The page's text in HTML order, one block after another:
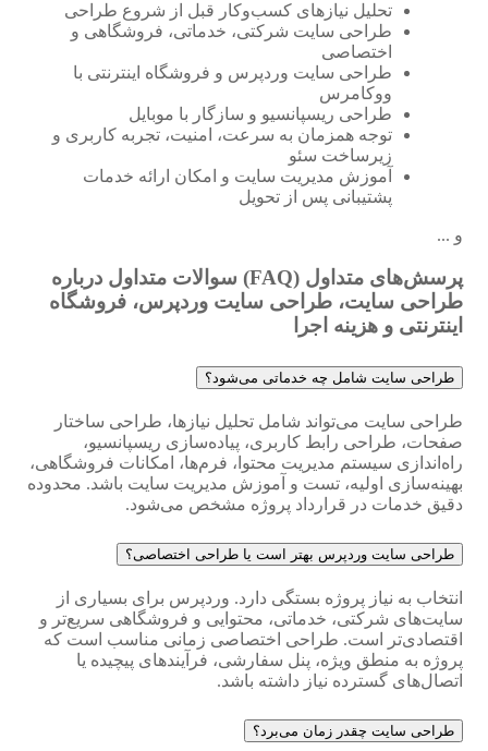
تحلیل نیازهای کسب‌وکار قبل از شروع طراحی
طراحی سایت شرکتی، خدماتی، فروشگاهی و
اختصاصی
طراحی سایت وردپرس و فروشگاه اینترنتی با
ووکامرس
طراحی ریسپانسیو و سازگار با موبایل
توجه همزمان به سرعت، امنیت، تجربه کاربری و
زیرساخت سئو
آموزش مدیریت سایت و امکان ارائه خدمات
پشتیبانی پس از تحویل
و ...
پرسش‌های متداول (FAQ)
سوالات متداول درباره
طراحی سایت، طراحی سایت وردپرس، فروشگاه
اینترنتی و هزینه اجرا
طراحی سایت شامل چه خدماتی می‌شود؟
طراحی سایت می‌تواند شامل تحلیل نیازها، طراحی ساختار
صفحات، طراحی رابط کاربری، پیاده‌سازی ریسپانسیو،
راه‌اندازی سیستم مدیریت محتوا، فرم‌ها، امکانات فروشگاهی،
بهینه‌سازی اولیه، تست و آموزش مدیریت سایت باشد. محدوده
دقیق خدمات در قرارداد پروژه مشخص می‌شود.
طراحی سایت وردپرس بهتر است یا طراحی اختصاصی؟
انتخاب به نیاز پروژه بستگی دارد. وردپرس برای بسیاری از
سایت‌های شرکتی، خدماتی، محتوایی و فروشگاهی سریع‌تر و
اقتصادی‌تر است. طراحی اختصاصی زمانی مناسب است که
پروژه به منطق ویژه، پنل سفارشی، فرآیندهای پیچیده یا
اتصال‌های گسترده نیاز داشته باشد.
طراحی سایت چقدر زمان می‌برد؟